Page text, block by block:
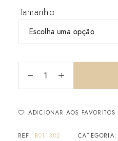
Tamanho
ADICIONAR AOS FAVORITOS
REF: B011302 CATEGORIA: